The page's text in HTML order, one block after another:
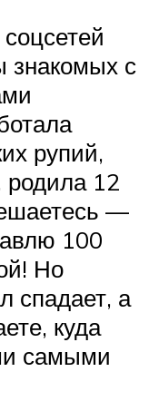
знакомых с
рупий,
родила 12
—
100
Но
спадает, а
куда
самыми